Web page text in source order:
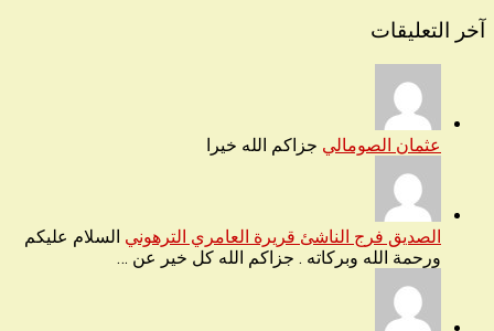
آخر التعليقات
عثمان الصومالي جزاكم الله خيرا
الصديق فرج الناشئ قريرة العامري الترهوني السلام عليكم
ورحمة الله وبركاته . جزاكم الله كل خير عن …